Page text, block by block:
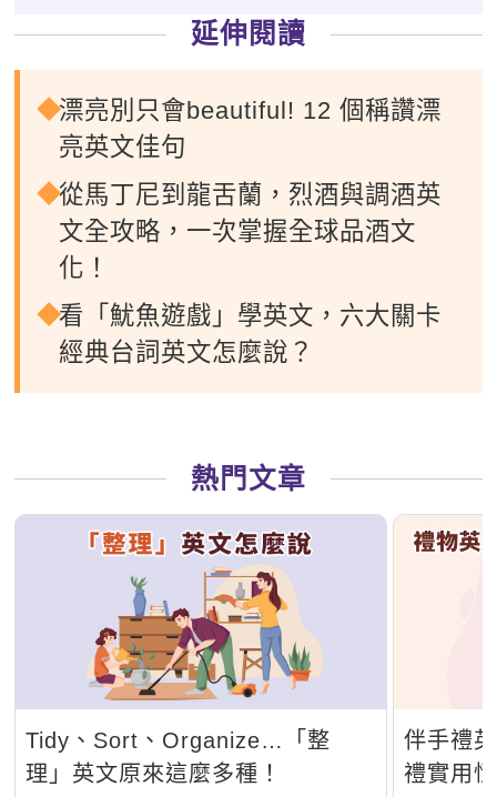
延伸閱讀
漂亮別只會beautiful! 12 個稱讚漂
亮英文佳句
從馬丁尼到龍舌蘭，烈酒與調酒英
文全攻略，一次掌握全球品酒文
化！
看「魷魚遊戲」學英文，六大關卡
經典台詞英文怎麼說？
熱門文章
Tidy、Sort、Organize…「整
理」英文原來這麼多種！
伴手禮
禮實用